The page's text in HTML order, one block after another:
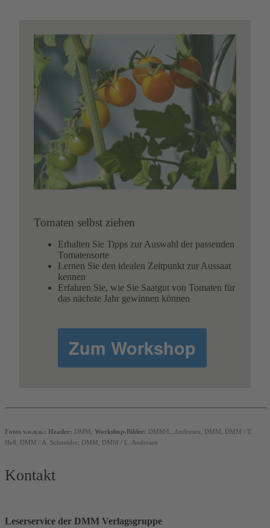
Tomaten selbst ziehen
Erhalten Sie Tipps zur Auswahl der passenden
Tomatensorte
Lernen Sie den idealen Zeitpunkt zur Aussaat
kennen
Erfahren Sie, wie Sie Saatgut von Tomaten für
das nächste Jahr gewinnen können
Zum Workshop
Fotos v.o.n.u.: Header: DMM; Workshop-Bilder:
DMM/L. Andresen, DMM, DMM / T.
Heß, DMM / A. Schneider, DMM, DMM / L. Andresen
Kontakt
Leserservice der DMM Verlagsgruppe